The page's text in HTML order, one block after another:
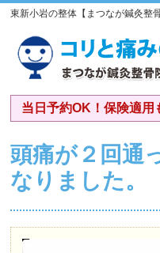
東新小岩の整体【まつなが鍼灸整
当日予約OK！保険適用
頭痛が２回通
なりました。